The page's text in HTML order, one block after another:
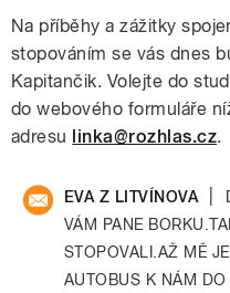
Na příběhy a zážitky
stopováním se vás dnes
Kapitančik. Volejte do
do webového formuláře
adresu linka@rozhlas.cz.
EVA Z LITVÍNOVA
VÁM PANE
STOPOVALI.AŽ MĚ
AUTOBUS K NÁM